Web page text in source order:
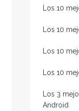
Los 10
Los 10
Los 10
Los 10
Los 3
Android